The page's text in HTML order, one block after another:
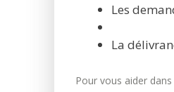
Les
La
Pour vous aider